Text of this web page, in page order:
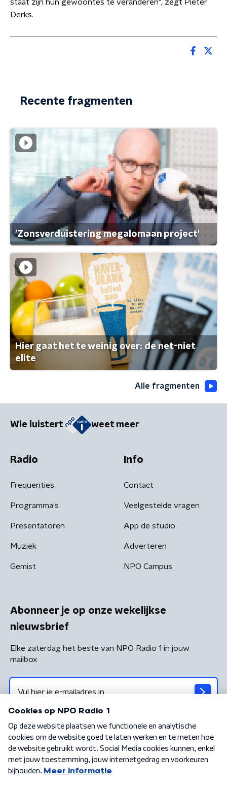
staat zijn hun gewoontes te veranderen", zegt Pieter
Derks.
Recente fragmenten
'Zonsverduistering megalomaan project'
Hier gaat het te weinig over: de net-niet
elite
Alle fragmenten
Wie luistert weet meer
Radio
Frequenties
Programma's
Presentatoren
Muziek
Gemist
Info
Contact
Veelgestelde vragen
App de studio
Adverteren
NPO Campus
Abonneer je op onze wekelijkse
nieuwsbrief
Elke zaterdag het beste van NPO Radio 1 in jouw
mailbox
Algemene voorwaarden Privacybeleid